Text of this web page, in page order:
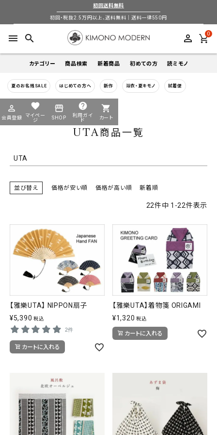
初回送料無料
初回・税抜2.5万円以上、送料無料｜送料一律550円
menu search perm_identity 0
カテゴリー
着物
帯
襦袢
商品検索
キーワードから探す
通年 5-9月 夏季以外通年 春 夏 秋 冬
タイプから探す
カジュアル ソシアル フォーマル
商品タイプ
素材から探す
価格から探す
0-5,000円 5,000-10,000円 10,000-20,000円
20,000-30,000円 30,000円以上
新着商品 初めての方 読ミモノ
夏のお名残SALE はじめての方へ 新作 浴衣・夏キモノ 試着便
perm_identity
会員登録
favorite
マイペー
ジ
storefront
SHOP
help
利用ガイ
ド
shopping_cart
カート
着物
襦袢
帯
小物
新作・キャンペーン
HOME UTA商品一覧
UTA商品一覧
UTA
予約商品
新着順 登録順
価格が安い順
価格が高い順
キーワードヒット順
検索
並び替え 価格が安い順 価格が高い順 新着順
22件中 1 -22件表示
【雅樂UTA】 NIPPON扇子
¥5,390 税込
2件
カートに入れる
【雅樂UTA】着物箋 ORIGAMI
¥1,320 税込
カートに入れる